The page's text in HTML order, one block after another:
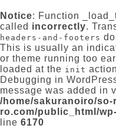
Notice: Function
called incorrectly.
headers-and-footers
This is usually an
or theme running too
loaded at the init
Debugging in
message was added in
/home/sakuranoiro/so-
ro.com/public_html/
line 6170